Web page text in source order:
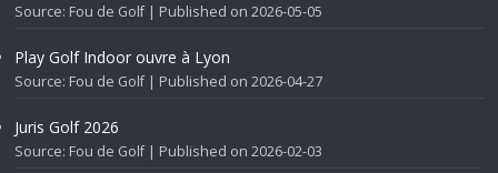
Source: Fou de Golf Published on 2026-05-05
Play Golf Indoor ouvre à Lyon
Source: Fou de Golf Published on 2026-04-27
Juris Golf 2026
Source: Fou de Golf Published on 2026-02-03